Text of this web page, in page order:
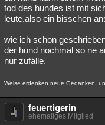
tod des hundes ist mit
leute.also ein bisschen
wie ich schon
der hund nochmal so ne
nur zufälle.
Weise erdenken neue Gedanken,
feuertigerin
ehemaliges Mitglied